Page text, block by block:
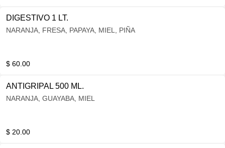
DIGESTIVO 1 LT.
NARANJA, FRESA, PAPAYA, MIEL, PIÑA
$ 60.00
ANTIGRIPAL 500 ML.
NARANJA, GUAYABA, MIEL
$ 20.00